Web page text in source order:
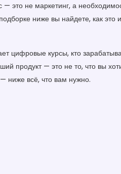
это не маркетинг, а
ниже вы найдете, как это
курсы, кто
продукт — это не то, что вы
ниже всё, что вам нужно.